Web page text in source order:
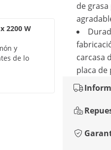
de
carcasa
placa de
2200 W
y
de lo